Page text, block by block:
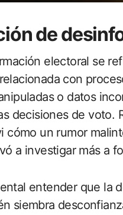
de
electoral se
con
o datos
decisiones de voto.
cómo un rumor
a investigar más a
entender que la
siembra